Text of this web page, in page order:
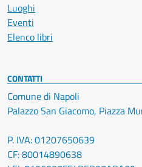
Luoghi
Eventi
Elenco libri
CONTATTI
Comune di Napoli
Palazzo San Giacomo, Piazza
P. IVA: 01207650639
CF: 80014890638